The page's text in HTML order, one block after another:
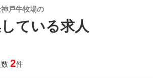
戸牛牧場の
ている求人
2件